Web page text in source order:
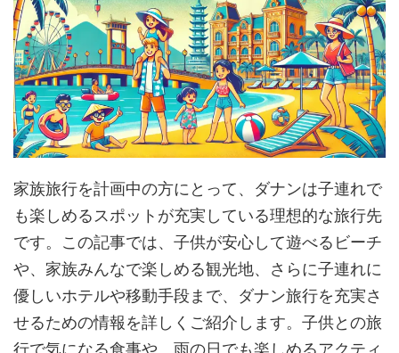
家族旅行を計画中の方にとって、ダナンは子連れで
も楽しめるスポットが充実している理想的な旅行先
です。この記事では、子供が安心して遊べるビーチ
や、家族みんなで楽しめる観光地、さらに子連れに
優しいホテルや移動手段まで、ダナン旅行を充実さ
せるための情報を詳しくご紹介します。子供との旅
行で気になる食事や、雨の日でも楽しめるアクティ